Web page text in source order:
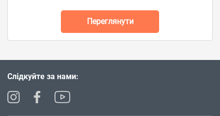
Переглянути
Слідкуйте за нами: